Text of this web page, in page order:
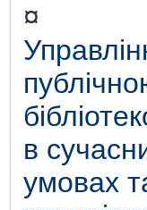
¤
в
умовах